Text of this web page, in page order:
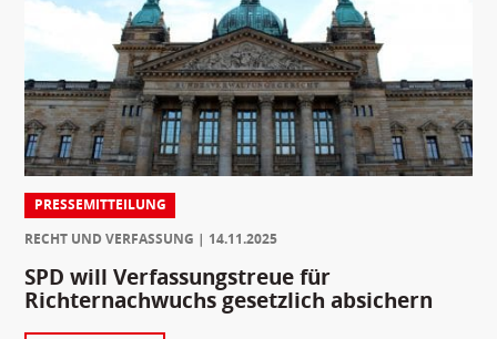
PRESSEMITTEILUNG
RECHT UND VERFASSUNG
14.11.2025
SPD will Verfassungstreue für
Richternachwuchs gesetzlich absichern